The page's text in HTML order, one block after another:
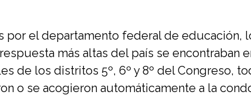
por el departamento federal de educación,
más altas del país se encontraban
de los distritos 5º, 6º y 8º del Congreso,
o se acogieron automáticamente a la